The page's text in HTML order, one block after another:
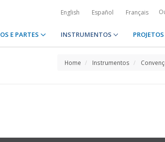
English Español Français
E PARTES INSTRUMENTOS PROJETOS
Home Instrumentos